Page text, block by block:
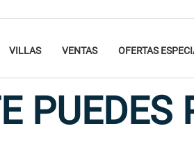
VILLAS VENTAS OFERTAS
PUEDES